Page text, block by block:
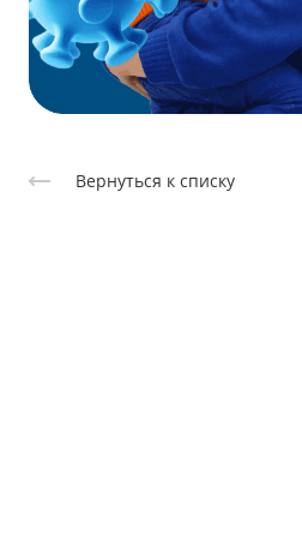
Вернуться к списку